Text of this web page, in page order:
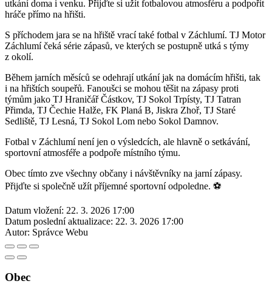
utkání doma i venku. Přijďte si užít fotbalovou atmosféru a podpořit
hráče přímo na hřišti.
S příchodem jara se na hřiště vrací také fotbal v Záchlumí. TJ Motor
Záchlumí čeká série zápasů, ve kterých se postupně utká s týmy
z okolí.
Během jarních měsíců se odehrají utkání jak na domácím hřišti, tak
i na hřištích soupeřů. Fanoušci se mohou těšit na zápasy proti
týmům jako TJ Hraničář Částkov, TJ Sokol Trpísty, TJ Tatran
Přimda, TJ Čechie Halže, FK Planá B, Jiskra Zhoř, TJ Staré
Sedliště, TJ Lesná, TJ Sokol Lom nebo Sokol Damnov.
Fotbal v Záchlumí není jen o výsledcích, ale hlavně o setkávání,
sportovní atmosféře a podpoře místního týmu.
Obec tímto zve všechny občany i návštěvníky na jarní zápasy.
Přijďte si společně užít příjemné sportovní odpoledne. ⚽
Datum vložení: 22. 3. 2026 17:00
Datum poslední aktualizace: 22. 3. 2026 17:00
Autor: Správce Webu
Obec